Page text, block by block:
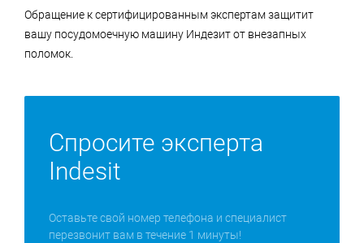
Обращение к сертифицированным экспертам защитит
вашу посудомоечную машину Индезит от внезапных
поломок.
Спросите эксперта
Indesit
Оставьте свой номер телефона и специалист
перезвонит вам в течение 1 минуты!